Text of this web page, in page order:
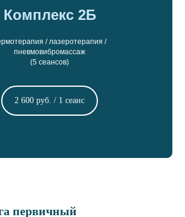
Комплекс 2Б
/ лазеротерапия /
пневмовибромассаж
(5 сеансов)
2 600 руб. / 1 сеанс
первичный